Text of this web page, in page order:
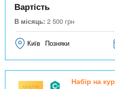
Вартість
В місяць: 2 500 грн
Київ Позняки
Набір на